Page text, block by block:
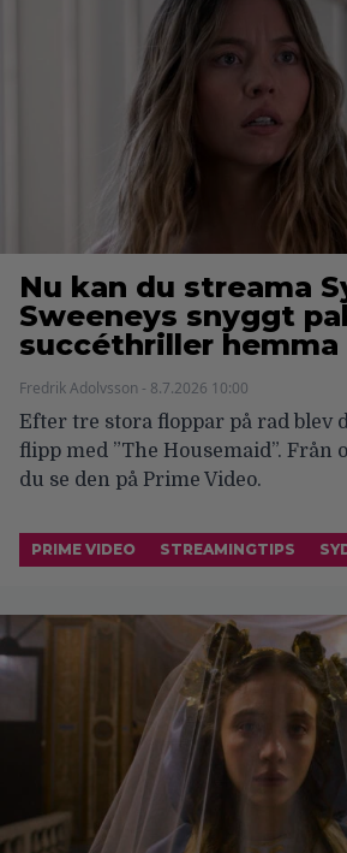
Nu kan du streama
Sweeneys snyggt
succéthriller hemma
Fredrik Adolvsson - 8.7.2026 10:00
Efter tre stora floppar på rad blev
flipp med ”The Housemaid”. Från
du se den på Prime Video.
PRIME VIDEO STREAMINGTIPS